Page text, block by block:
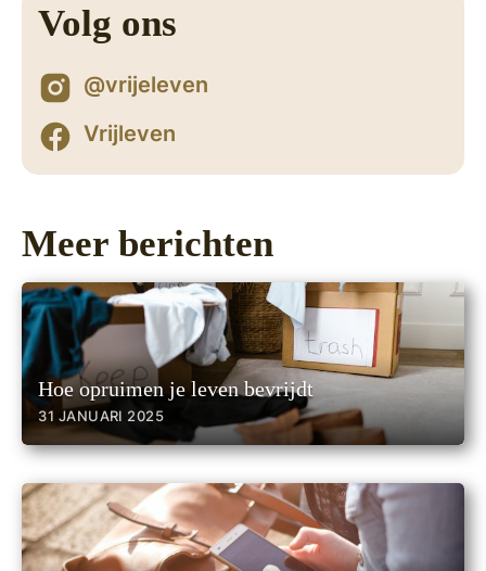
Volg ons
@vrijeleven
Vrijleven
Meer berichten
Hoe opruimen je leven bevrijdt
31 JANUARI 2025